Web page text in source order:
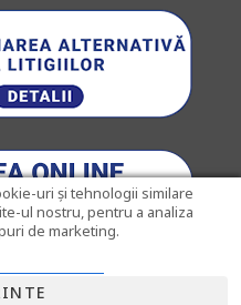
uri și tehnologii similare
ul nostru, pentru a analiza
de marketing.